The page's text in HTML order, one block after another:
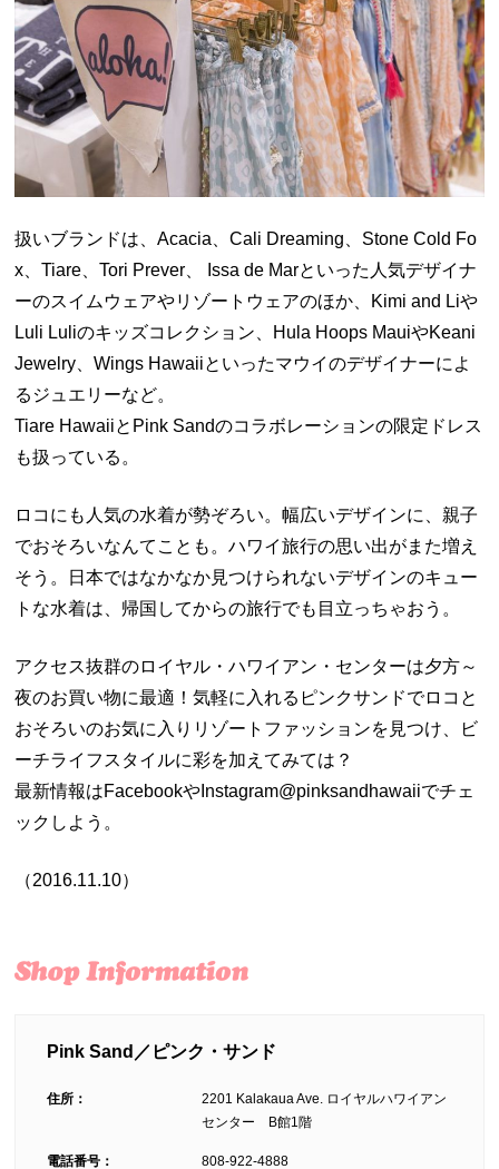
扱いブランドは、Acacia、Cali Dreaming、Stone Cold Fo
x、Tiare、Tori Prever、 Issa de Marといった人気デザイナ
ーのスイムウェアやリゾートウェアのほか、Kimi and Liや
Luli Luliのキッズコレクション、Hula Hoops MauiやKeani
Jewelry、Wings Hawaiiといったマウイのデザイナーによ
るジュエリーなど。
Tiare HawaiiとPink Sandのコラボレーションの限定ドレス
も扱っている。
ロコにも人気の水着が勢ぞろい。幅広いデザインに、親子
でおそろいなんてことも。ハワイ旅行の思い出がまた増え
そう。日本ではなかなか見つけられないデザインのキュー
トな水着は、帰国してからの旅行でも目立っちゃおう。
アクセス抜群のロイヤル・ハワイアン・センターは夕方～
夜のお買い物に最適！気軽に入れるピンクサンドでロコと
おそろいのお気に入りリゾートファッションを見つけ、ビ
ーチライフスタイルに彩を加えてみては？
最新情報はFacebookやInstagram@pinksandhawaiiでチェ
ックしよう。
（2016.11.10）
Pink Sand／ピンク・サンド
住所：
2201 Kalakaua Ave. ロイヤルハワイアン
センター B館1階
電話番号： 808-922-4888